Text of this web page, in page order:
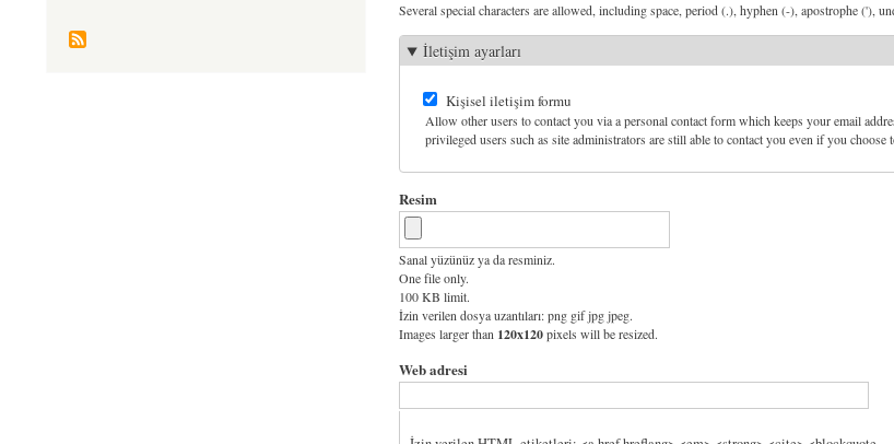
Several special characters are allowed, including space, period (.), hyphen (-), apostrophe ('),
İletişim ayarları
Kişisel iletişim formu
Allow other users to contact you via a personal contact form which keeps your email
privileged users such as site administrators are still able to contact you even if you choose
Resim
Sanal yüzünüz ya da resminiz.
One file only.
100 KB limit.
İzin verilen dosya uzantıları: png gif jpg jpeg.
Images larger than 120x120pixels will be resized.
Web adresi